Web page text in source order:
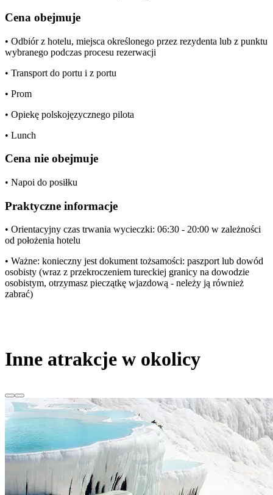
Cena obejmuje
• Odbiór z hotelu, miejsca określonego przez rezydenta lub z punktu
wybranego podczas procesu rezerwacji
• Transport do portu i z portu
• Prom
• Opiekę polskojęzycznego pilota
• Lunch
Cena nie obejmuje
• Napoi do posiłku
Praktyczne informacje
• Orientacyjny czas trwania wycieczki: 06:30 - 20:00 w zależności
od położenia hotelu
• Ważne: konieczny jest dokument tożsamości: paszport lub dowód
osobisty (wraz z przekroczeniem tureckiej granicy na dowodzie
osobistym, otrzymasz pieczątkę wjazdową - neleży ją również
zabrać)
Inne atrakcje w okolicy